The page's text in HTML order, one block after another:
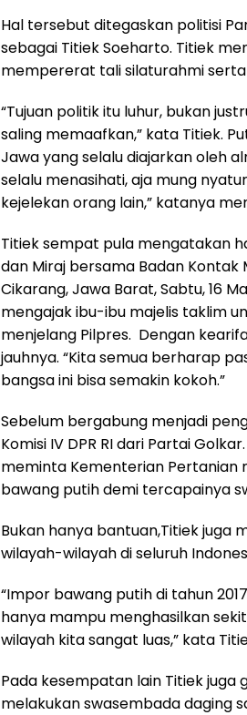
Hal tersebut ditegaskan politisi
sebagai Titiek Soeharto. Titiek
mempererat tali silaturahmi
“Tujuan politik itu luhur, bukan
saling memaafkan,” kata Titiek.
Jawa yang selalu diajarkan oleh
selalu menasihati, aja mung
kejelekan orang lain,” katanya
Titiek sempat pula mengatakan
dan Miraj bersama Badan Kontak
Cikarang, Jawa Barat, Sabtu, 16
mengajak ibu-ibu majelis taklim
menjelang Pilpres. Dengan
jauhnya. “Kita semua berharap
bangsa ini bisa semakin kokoh.”
Sebelum bergabung menjadi
Komisi IV DPR RI dari Partai
meminta Kementerian Pertanian
bawang putih demi tercapainya
Bukan hanya bantuan,Titiek juga
wilayah-wilayah di seluruh
“Impor bawang putih di tahun
hanya mampu menghasilkan
wilayah kita sangat luas,” kata
Pada kesempatan lain Titiek
melakukan swasembada daging